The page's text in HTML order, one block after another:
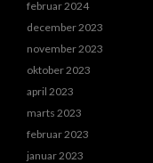
februar 2024
december 2023
november 2023
oktober 2023
april 2023
marts 2023
februar 2023
januar 2023